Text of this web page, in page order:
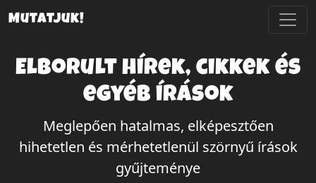
Mutatjuk!
Elborult hírek, cikkek és
egyéb írások
Meglepően hatalmas, elképesztően
hihetetlen és mérhetetlenül szörnyű írások
gyűjteménye